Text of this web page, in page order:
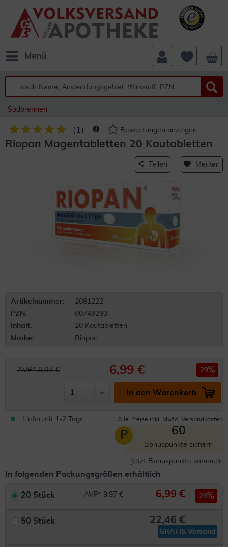
Menü
Sodbrennen
( 1 ) Bewertungen anzeigen
Riopan Magentabletten 20 Kautabletten
Teilen Merken
Artikelnummer:
2081222
PZN:
00749293
Inhalt:
20 Kautabletten
Marke:
Riopan
AVP* 9,97 € 6,99 € 29
In den Warenkorb
Lieferzeit 1-2 Tage Alle Preise inkl. MwSt. Versandkosten
P 60
Bonuspunkte sichern
Jetzt Bonuspunkte sammeln
In folgenden Packungsgrößen erhältlich
20 Stück AVP* 9,97 € 6,99 € 29
50 Stück 22,46 €
GRATIS Versand